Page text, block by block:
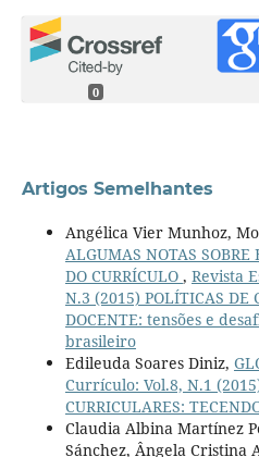
0
Artigos Semelhantes
Angélica Vier Munhoz,
ALGUMAS NOTAS SOBRE
DO CURRÍCULO , Revista
N.3 (2015) POLÍTICAS DE
DOCENTE: tensões e
brasileiro
Edileuda Soares Diniz,
Currículo: Vol.8, N.1
CURRICULARES:
Claudia Albina Martínez
Sánchez, Ângela Cristina